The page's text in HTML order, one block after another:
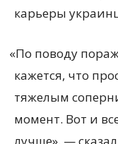
карьеры
«По поводу
кажется, что
тяжелым
момент. Вот и